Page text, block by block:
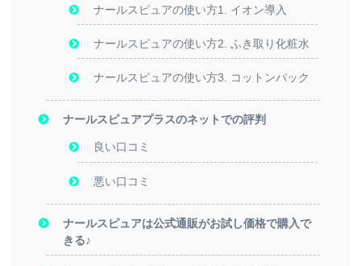
ナールスピュアの使い方1. イオン導入
ナールスピュアの使い方2. ふき取り化粧水
ナールスピュアの使い方3. コットンパック
ナールスピュアプラスのネットでの評判
良い口コミ
悪い口コミ
ナールスピュアは公式通販がお試し価格で購入で
きる♪